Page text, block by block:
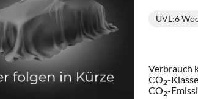
UVL:6
Verbrauch
CO2-
CO2-